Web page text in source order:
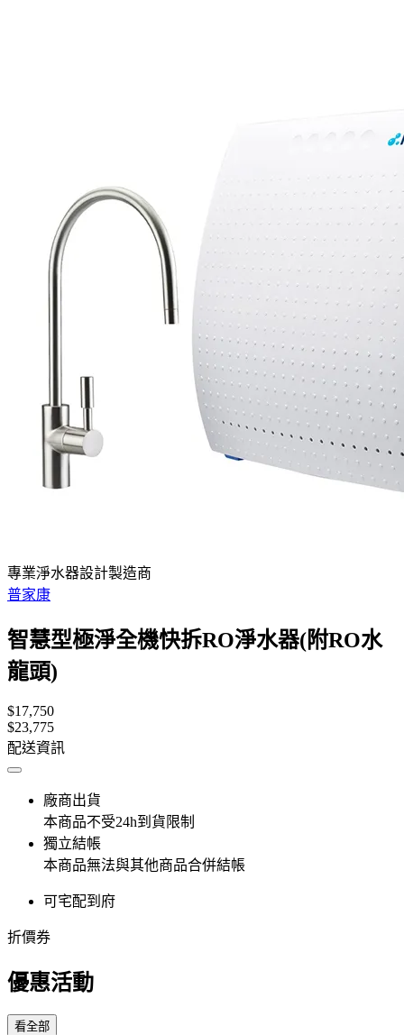
專業淨水器設計製造商
普家康
智慧型極淨全機快拆RO淨水器(附RO水
龍頭)
$17,750
$23,775
配送資訊
廠商出貨
本商品不受24h到貨限制
獨立結帳
本商品無法與其他商品合併結帳
可宅配到府
折價券
優惠活動
看全部